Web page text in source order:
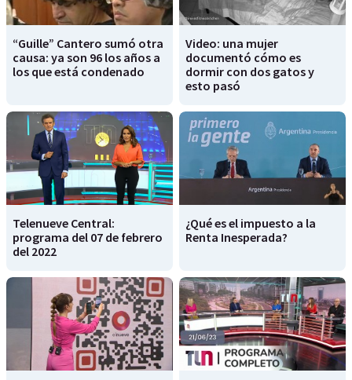
“Guille” Cantero sumó otra
causa: ya son 96 los años a
los que está condenado
Video: una mujer
documentó cómo es
dormir con dos gatos y
esto pasó
Telenueve Central:
programa del 07 de febrero
del 2022
¿Qué es el impuesto a la
Renta Inesperada?